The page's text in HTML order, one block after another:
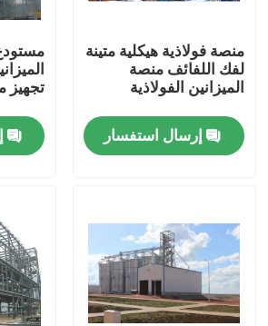
رقابة جودة
اطلب اقتباس
ورشة الهياكل الفولاذية
هيكل فولاذي خفيف الوزن
منصة فولاذية هيكلية متينة
لفك اللفائف منصة
الميزانين الفولاذية
إرسال استفسار
تجهيز